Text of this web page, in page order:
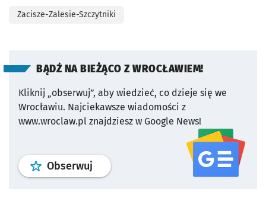
Zacisze-Zalesie-Szczytniki
BĄDŹ NA BIEŻĄCO Z WROCŁAWIEM!
Kliknij „obserwuj”, aby wiedzieć, co dzieje się we
Wrocławiu. Najciekawsze wiadomości z
www.wroclaw.pl znajdziesz w Google News!
Obserwuj profil serwisu